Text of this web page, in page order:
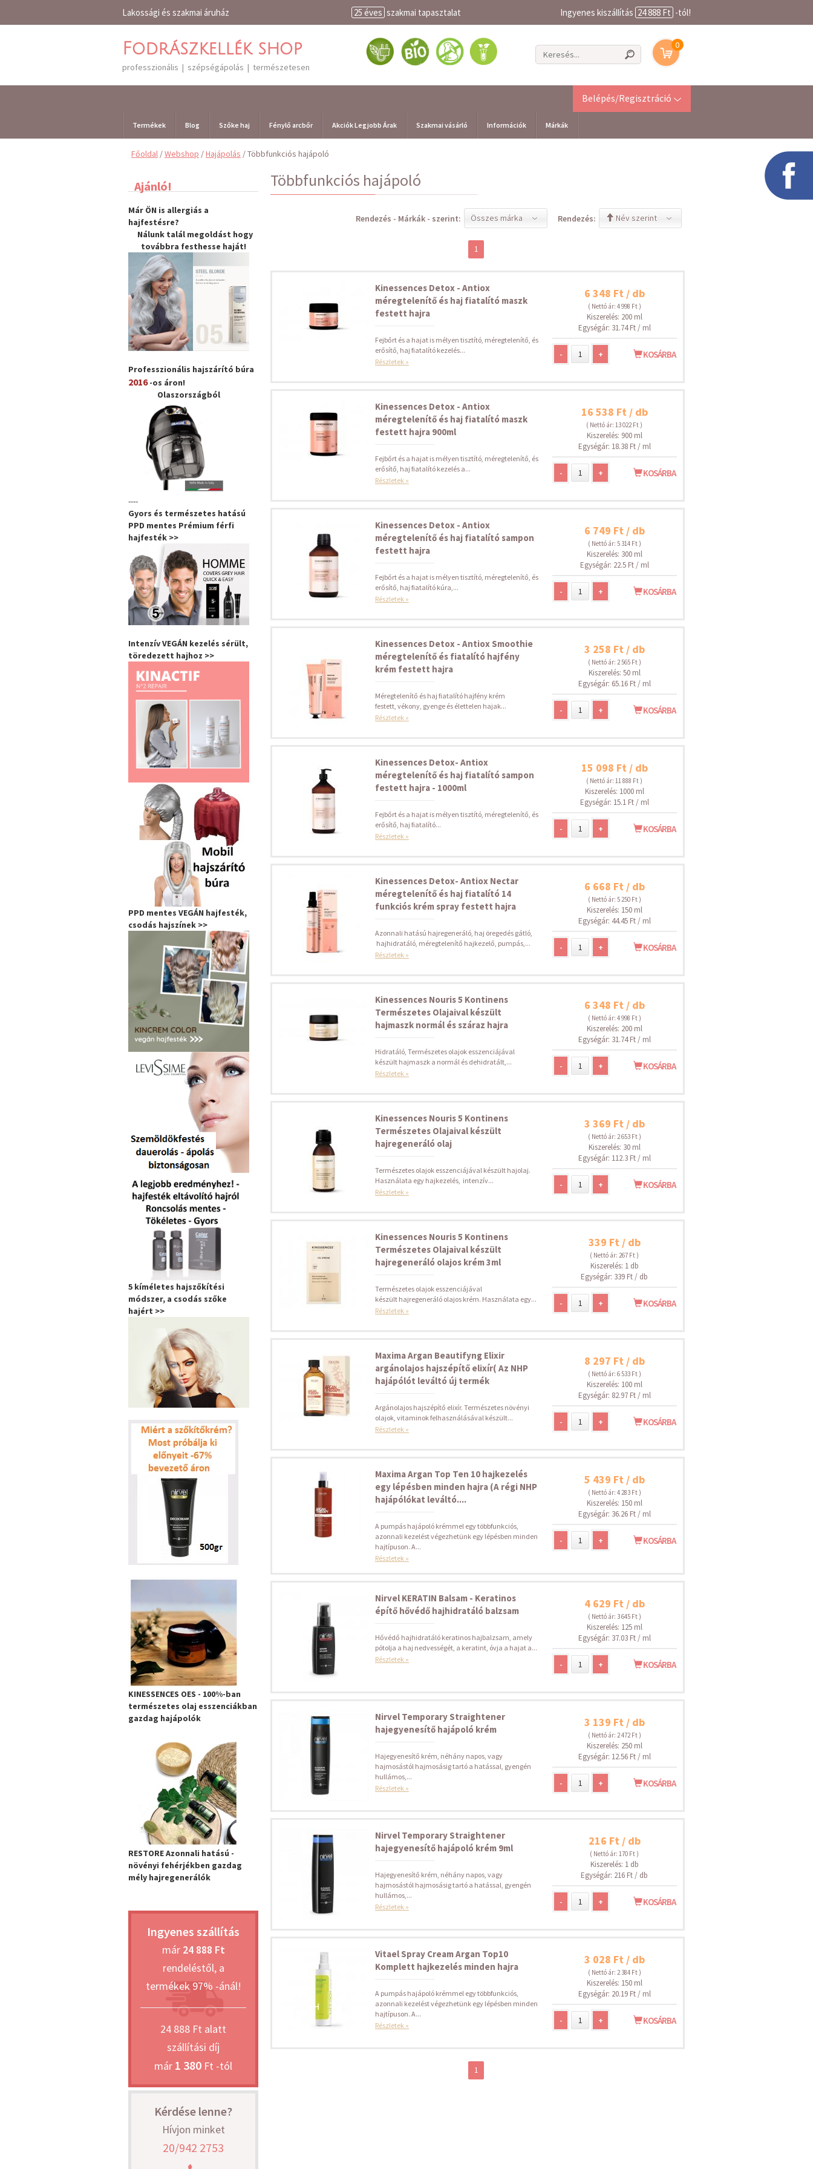
Lakossági és szakmai áruház 25 éves szakmai tapasztalat Ingyenes kiszállítás 24 888 Ft -tól!
Fodrászkellék shop
professzionális | szépségápolás | természetesen
0
Belépés/Regisztráció
Termékek Blog Szőke haj Fénylő arcbőr Akciók Legjobb Árak Szakmai vásárló Információk Márkák
Főoldal /Webshop /Hajápolás / Többfunkciós hajápoló
Többfunkciós hajápoló
Név szerint
Rendezés:
Összes márka
Rendezés - Márkák - szerint:
1
Kinessences Detox - Antiox
méregtelenítő és haj fiatalító maszk
festett hajra
Fejbőrt és a hajat is mélyen tisztító, méregtelenítő, és
erősítő, haj fiatalító kezelés...
Részletek »
6 348 Ft / db
( Nettó ár: 4 998 Ft )
Kiszerelés: 200 ml
Egységár: 31.74 Ft / ml
- + KOSÁRBA
Kinessences Detox - Antiox
méregtelenítő és haj fiatalító maszk
festett hajra 900ml
Fejbőrt és a hajat is mélyen tisztító, méregtelenítő, és
erősítő, haj fiatalító kezelés a...
Részletek »
16 538 Ft / db
( Nettó ár: 13 022 Ft )
Kiszerelés: 900 ml
Egységár: 18.38 Ft / ml
- + KOSÁRBA
Kinessences Detox - Antiox
méregtelenítő és haj fiatalító sampon
festett hajra
Fejbőrt és a hajat is mélyen tisztító, méregtelenítő, és
erősítő, haj fiatalító kúra,...
Részletek »
6 749 Ft / db
( Nettó ár: 5 314 Ft )
Kiszerelés: 300 ml
Egységár: 22.5 Ft / ml
- + KOSÁRBA
Kinessences Detox - Antiox Smoothie
méregtelenítő és fiatalító hajfény
krém festett hajra
Méregtelenítő és haj fiatalító hajfény krém
festett, vékony, gyenge és élettelen hajak...
Részletek »
3 258 Ft / db
( Nettó ár: 2 565 Ft )
Kiszerelés: 50 ml
Egységár: 65.16 Ft / ml
- + KOSÁRBA
Kinessences Detox- Antiox
méregtelenítő és haj fiatalító sampon
festett hajra - 1000ml
Fejbőrt és a hajat is mélyen tisztító, méregtelenítő, és
erősítő, haj fiatalító...
Részletek »
15 098 Ft / db
( Nettó ár: 11 888 Ft )
Kiszerelés: 1000 ml
Egységár: 15.1 Ft / ml
- + KOSÁRBA
Kinessences Detox- Antiox Nectar
méregtelenítő és haj fiatalító 14
funkciós krém spray festett hajra
Azonnali hatású hajregeneráló, haj öregedés gátló,
hajhidratáló, méregtelenítő hajkezelő, pumpás,...
Részletek »
6 668 Ft / db
( Nettó ár: 5 250 Ft )
Kiszerelés: 150 ml
Egységár: 44.45 Ft / ml
- + KOSÁRBA
Kinessences Nouris 5 Kontinens
Természetes Olajaival készült
hajmaszk normál és száraz hajra
Hidratáló, Természetes olajok esszenciájával
készült hajmaszk a normál és dehidratált,...
Részletek »
6 348 Ft / db
( Nettó ár: 4 998 Ft )
Kiszerelés: 200 ml
Egységár: 31.74 Ft / ml
- + KOSÁRBA
Kinessences Nouris 5 Kontinens
Természetes Olajaival készült
hajregeneráló olaj
Természetes olajok esszenciájával készült hajolaj.
Használata egy hajkezelés, intenzív...
Részletek »
3 369 Ft / db
( Nettó ár: 2 653 Ft )
Kiszerelés: 30 ml
Egységár: 112.3 Ft / ml
- + KOSÁRBA
Kinessences Nouris 5 Kontinens
Természetes Olajaival készült
hajregeneráló olajos krém 3ml
Természetes olajok esszenciájával
készült hajregeneráló olajos krém. Használata egy...
Részletek »
339 Ft / db
( Nettó ár: 267 Ft )
Kiszerelés: 1 db
Egységár: 339 Ft / db
- + KOSÁRBA
Maxima Argan Beautifyng Elixir
argánolajos hajszépítő elixír( Az NHP
hajápólót leváltó új termék
Argánolajos hajszépítő elixír. Természetes növényi
olajok, vitaminok felhasználásával készült...
Részletek »
8 297 Ft / db
( Nettó ár: 6 533 Ft )
Kiszerelés: 100 ml
Egységár: 82.97 Ft / ml
- + KOSÁRBA
Maxima Argan Top Ten 10 hajkezelés
egy lépésben minden hajra (A régi NHP
hajápólókat leváltó....
A pumpás hajápoló krémmel egy többfunkciós,
azonnali kezelést végezhetünk egy lépésben minden
hajtípuson. A...
Részletek »
5 439 Ft / db
( Nettó ár: 4 283 Ft )
Kiszerelés: 150 ml
Egységár: 36.26 Ft / ml
- + KOSÁRBA
Nirvel KERATIN Balsam - Keratinos
építő hővédő hajhidratáló balzsam
Hővédő hajhidratáló keratinos hajbalzsam, amely
pótolja a haj nedvességét, a keratint, óvja a hajat a...
Részletek »
4 629 Ft / db
( Nettó ár: 3 645 Ft )
Kiszerelés: 125 ml
Egységár: 37.03 Ft / ml
- + KOSÁRBA
Nirvel Temporary Straightener
hajegyenesítő hajápoló krém
Hajegyenesítő krém, néhány napos, vagy
hajmosástól hajmosásig tartó a hatással, gyengén
hullámos,...
Részletek »
3 139 Ft / db
( Nettó ár: 2 472 Ft )
Kiszerelés: 250 ml
Egységár: 12.56 Ft / ml
- + KOSÁRBA
Nirvel Temporary Straightener
hajegyenesítő hajápoló krém 9ml
Hajegyenesítő krém, néhány napos, vagy
hajmosástól hajmosásig tartó a hatással, gyengén
hullámos,...
Részletek »
216 Ft / db
( Nettó ár: 170 Ft )
Kiszerelés: 1 db
Egységár: 216 Ft / db
- + KOSÁRBA
Vitael Spray Cream Argan Top10
Komplett hajkezelés minden hajra
A pumpás hajápoló krémmel egy többfunkciós,
azonnali kezelést végezhetünk egy lépésben minden
hajtípuson. A...
Részletek »
3 028 Ft / db
( Nettó ár: 2 384 Ft )
Kiszerelés: 150 ml
Egységár: 20.19 Ft / ml
- + KOSÁRBA
1
Ajánló!
Már ÖN is allergiás a
hajfestésre?
Nálunk talál megoldást hogy
továbbra festhesse haját!
Professzionális hajszárító búra
2016-os áron!
Olaszországból
----
Gyors és természetes hatású
PPD mentes Prémium férfi
hajfesték >>
Intenzív VEGÁN kezelés sérült,
töredezett hajhoz >>
PPD mentes VEGÁN hajfesték,
csodás hajszínek >>
5 kíméletes hajszőkítési
módszer, a csodás szőke
hajért >>
KINESSENCES OES - 100%-ban
természetes olaj esszenciákban
gazdag hajápolók
RESTORE Azonnali hatású -
növényi fehérjékben gazdag
mély hajregenerálók
Ingyenes szállítás
már 24 888 Ft
rendeléstől, a
termékek 97% -ánál!
24 888 Ft alatt
szállítási díj
már 1 380 Ft -tól
Kérdése lenne?
Hívjon minket
20/942 2753